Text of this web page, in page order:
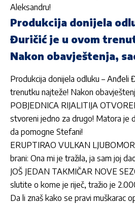
Aleksandru!
Produkcija donijela
Đuričić je u ovom
Nakon obavještenja,
Produkcija donijela odluku – Anđeli
trenutku najteže! Nakon
POBJEDNICA RIJALITIJA
stvoreni jedno za drugo! Matora je
da pomogne Stefani!
ERUPTIRAO VULKAN
brani: Ona mi je tražila, ja sam joj
JOŠ JEDAN TAKMIČAR NOVE
slutite o kome je riječ, tražio je
Da li znaš kako se pravi muškarac